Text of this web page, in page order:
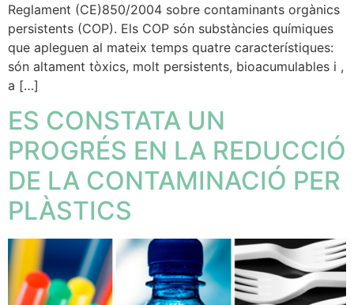
Reglament (CE)850/2004 sobre contaminants orgànics
persistents (COP). Els COP són substàncies químiques
que apleguen al mateix temps quatre característiques:
són altament tòxics, molt persistents, bioacumulables i ,
a […]
ES CONSTATA UN
PROGRÉS EN LA REDUCCIÓ
DE LA CONTAMINACIÓ PER
PLÀSTICS